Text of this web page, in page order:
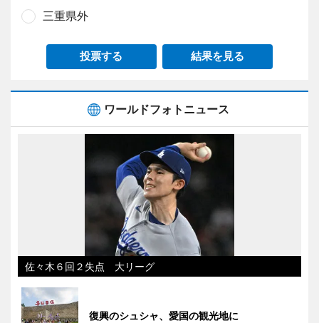
三重県外
投票する 結果を見る
ワールドフォトニュース
佐々木６回２失点 大リーグ
復興のシュシャ、愛国の観光地に